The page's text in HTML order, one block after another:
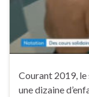
Courant 2019,
une dizaine